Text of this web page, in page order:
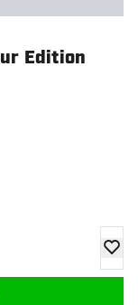
Edition